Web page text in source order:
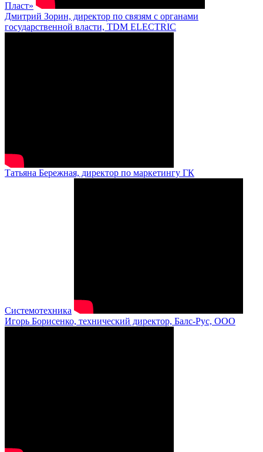
Пласт»
Дмитрий Зорин, директор по связям с органами
государственной власти, TDM ELECTRIC
Татьяна Бережная, директор по маркетингу ГК
Системотехника
Игорь Борисенко, технический директор, Балс-Рус, ООО